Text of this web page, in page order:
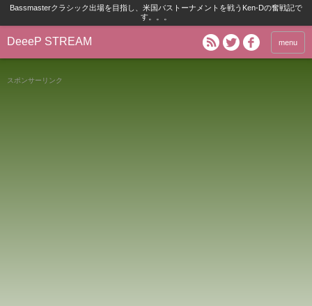
Bassmasterクラシック出場を目指し、米国バストーナメントを戦うKen-Dの奮戦記で
す。。。
DeeeP STREAM menu
スポンサーリンク